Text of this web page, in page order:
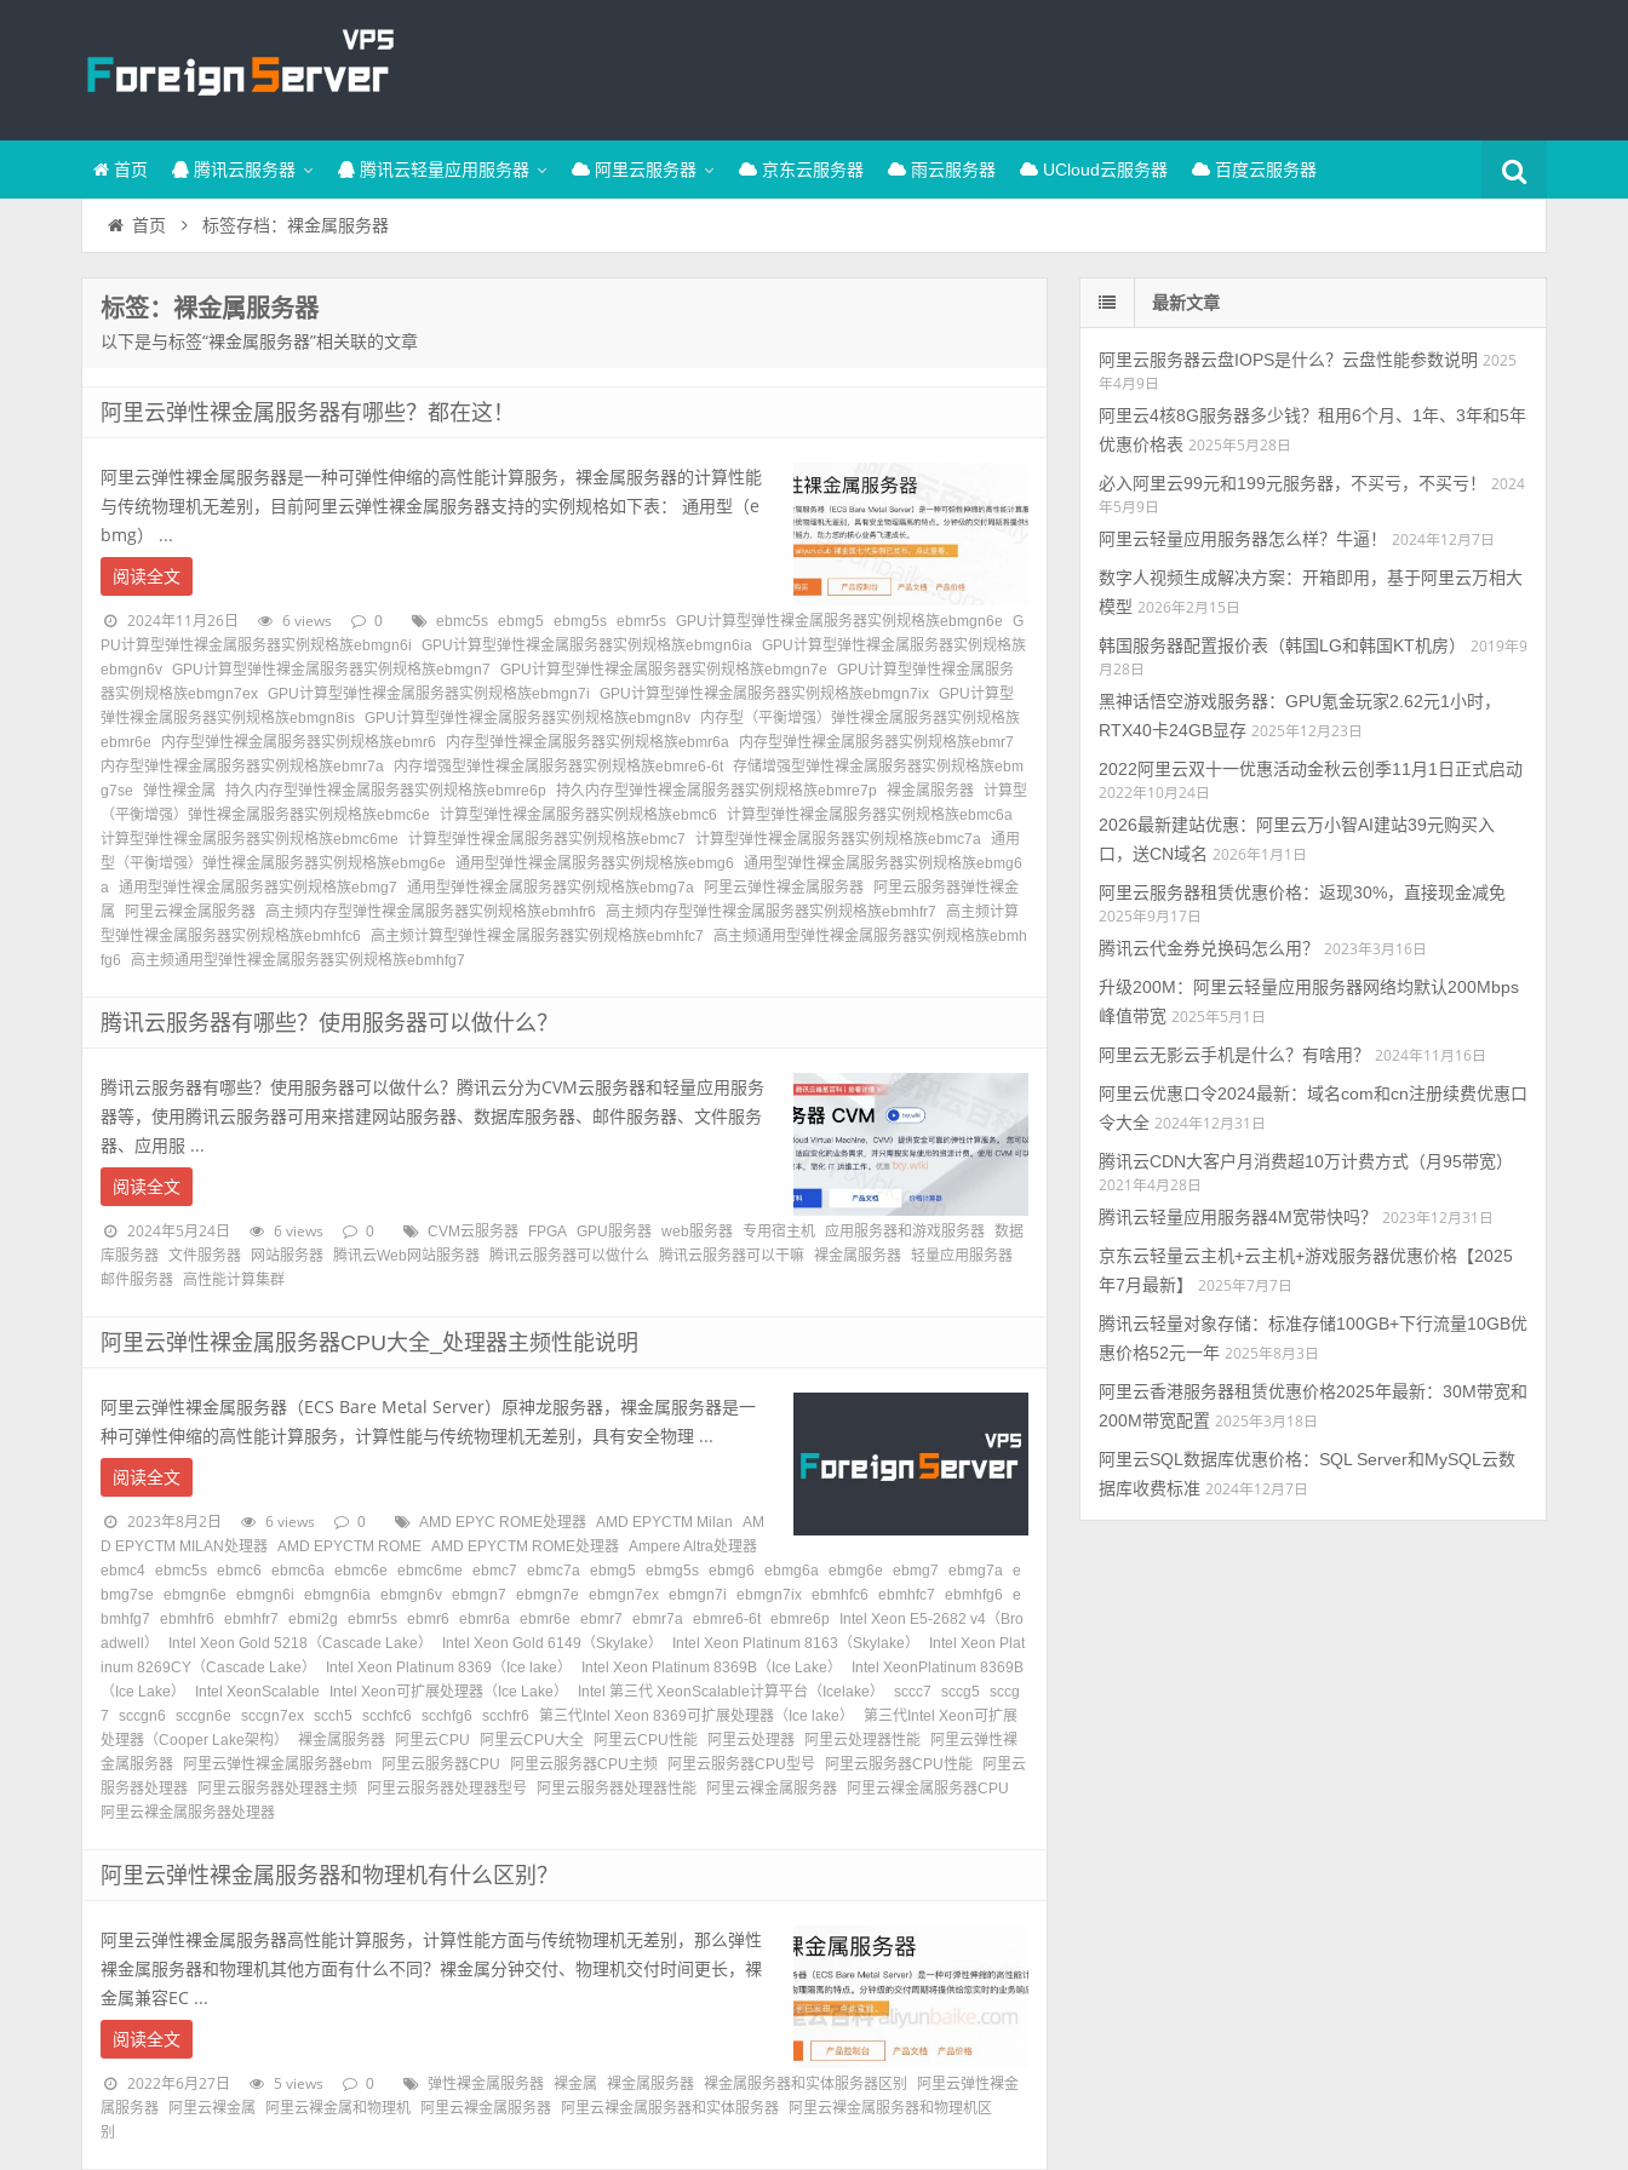
首页 腾讯云服务器 腾讯云轻量应用服务器 阿里云服务器 京东云服务器 雨云服务器 UCloud云服务器 百度云服务器
首页 标签存档：裸金属服务器
标签：裸金属服务器
以下是与标签“裸金属服务器”相关联的文章
阿里云弹性裸金属服务器有哪些？都在这！
阿里云弹性裸金属服务器是一种可弹性伸缩的高性能计算服务，裸金属服务器的计算性能
与传统物理机无差别，目前阿里云弹性裸金属服务器支持的实例规格如下表： 通用型（e
bmg） ...
阅读全文
2024年11月26日 6 views 0 ebmc5s ebmg5 ebmg5s ebmr5s GPU计算型弹性裸金属服务器实例规格族ebmgn6e
G
PU计算型弹性裸金属服务器实例规格族ebmgn6i
GPU计算型弹性裸金属服务器实例规格族ebmgn6ia GPU计算型弹性裸金属服务器实例规格族
ebmgn6v GPU计算型弹性裸金属服务器实例规格族ebmgn7 GPU计算型弹性裸金属服务器实例规格族ebmgn7e
GPU计算型弹性裸金属服务
器实例规格族ebmgn7ex GPU计算型弹性裸金属服务器实例规格族ebmgn7i GPU计算型弹性裸金属服务器实例规格族ebmgn7ix GPU计算型
弹性裸金属服务器实例规格族ebmgn8is GPU计算型弹性裸金属服务器实例规格族ebmgn8v
内存型（平衡增强）弹性裸金属服务器实例规格族
ebmr6e
内存型弹性裸金属服务器实例规格族ebmr6 内存型弹性裸金属服务器实例规格族ebmr6a
内存型弹性裸金属服务器实例规格族ebmr7
内存型弹性裸金属服务器实例规格族ebmr7a
内存增强型弹性裸金属服务器实例规格族ebmre6-6t 存储增强型弹性裸金属服务器实例规格族ebm
g7se
弹性裸金属 持久内存型弹性裸金属服务器实例规格族ebmre6p 持久内存型弹性裸金属服务器实例规格族ebmre7p 裸金属服务器 计算型
（平衡增强）弹性裸金属服务器实例规格族ebmc6e
计算型弹性裸金属服务器实例规格族ebmc6
计算型弹性裸金属服务器实例规格族ebmc6a
计算型弹性裸金属服务器实例规格族ebmc6me
计算型弹性裸金属服务器实例规格族ebmc7 计算型弹性裸金属服务器实例规格族ebmc7a 通用
型（平衡增强）弹性裸金属服务器实例规格族ebmg6e
通用型弹性裸金属服务器实例规格族ebmg6
通用型弹性裸金属服务器实例规格族ebmg6
a 通用型弹性裸金属服务器实例规格族ebmg7 通用型弹性裸金属服务器实例规格族ebmg7a 阿里云弹性裸金属服务器
阿里云服务器弹性裸金
属
阿里云裸金属服务器 高主频内存型弹性裸金属服务器实例规格族ebmhfr6 高主频内存型弹性裸金属服务器实例规格族ebmhfr7
高主频计算
型弹性裸金属服务器实例规格族ebmhfc6
高主频计算型弹性裸金属服务器实例规格族ebmhfc7
高主频通用型弹性裸金属服务器实例规格族ebmh
fg6
高主频通用型弹性裸金属服务器实例规格族ebmhfg7
腾讯云服务器有哪些？使用服务器可以做什么？
腾讯云服务器有哪些？使用服务器可以做什么？腾讯云分为CVM云服务器和轻量应用服务
器等，使用腾讯云服务器可用来搭建网站服务器、数据库服务器、邮件服务器、文件服务
器、应用服 ...
阅读全文
2024年5月24日 6 views 0 CVM云服务器 FPGA GPU服务器 web服务器 专用宿主机 应用服务器和游戏服务器 数据
库服务器 文件服务器 网站服务器 腾讯云Web网站服务器 腾讯云服务器可以做什么 腾讯云服务器可以干嘛 裸金属服务器 轻量应用服务器
邮件服务器
高性能计算集群
阿里云弹性裸金属服务器CPU大全_处理器主频性能说明
阿里云弹性裸金属服务器（ECS Bare Metal Server）原神龙服务器，裸金属服务器是一
种可弹性伸缩的高性能计算服务，计算性能与传统物理机无差别，具有安全物理 ...
阅读全文
2023年8月2日 6 views 0 AMD EPYC ROME处理器 AMD EPYCTM Milan
AM
D EPYCTM MILAN处理器 AMD EPYCTM ROME AMD EPYCTM ROME处理器 Ampere Altra处理器
ebmc4 ebmc5s ebmc6 ebmc6a ebmc6e ebmc6me ebmc7 ebmc7a ebmg5 ebmg5s ebmg6 ebmg6a ebmg6e ebmg7 ebmg7a e
bmg7se
ebmgn6e ebmgn6i ebmgn6ia ebmgn6v ebmgn7 ebmgn7e ebmgn7ex ebmgn7i ebmgn7ix ebmhfc6 ebmhfc7 ebmhfg6
e
bmhfg7
ebmhfr6 ebmhfr7 ebmi2g ebmr5s ebmr6 ebmr6a ebmr6e ebmr7 ebmr7a ebmre6-6t ebmre6p
Intel Xeon E5-2682 v4（Bro
adwell）
Intel Xeon Gold 5218（Cascade Lake） Intel Xeon Gold 6149（Skylake） Intel Xeon Platinum 8163（Skylake）
Intel Xeon Plat
inum 8269CY（Cascade Lake）
Intel Xeon Platinum 8369（Ice lake） Intel Xeon Platinum 8369B（Ice Lake）
Intel XeonPlatinum 8369B
（Ice Lake）
Intel XeonScalable Intel Xeon可扩展处理器（Ice Lake） Intel 第三代 XeonScalable计算平台（Icelake） sccc7 sccg5
sccg
7
sccgn6 sccgn6e sccgn7ex scch5 scchfc6 scchfg6 scchfr6 第三代Intel Xeon 8369可扩展处理器（Ice lake）
第三代Intel Xeon可扩展
处理器（Cooper Lake架构）
裸金属服务器 阿里云CPU 阿里云CPU大全 阿里云CPU性能 阿里云处理器 阿里云处理器性能
阿里云弹性裸
金属服务器
阿里云弹性裸金属服务器ebm 阿里云服务器CPU 阿里云服务器CPU主频 阿里云服务器CPU型号 阿里云服务器CPU性能
阿里云
服务器处理器
阿里云服务器处理器主频 阿里云服务器处理器型号 阿里云服务器处理器性能 阿里云裸金属服务器
阿里云裸金属服务器CPU
阿里云裸金属服务器处理器
阿里云弹性裸金属服务器和物理机有什么区别？
阿里云弹性裸金属服务器高性能计算服务，计算性能方面与传统物理机无差别，那么弹性
裸金属服务器和物理机其他方面有什么不同？裸金属分钟交付、物理机交付时间更长，裸
金属兼容EC ...
阅读全文
2022年6月27日 5 views 0 弹性裸金属服务器 裸金属 裸金属服务器 裸金属服务器和实体服务器区别
阿里云弹性裸金
属服务器
阿里云裸金属 阿里云裸金属和物理机 阿里云裸金属服务器 阿里云裸金属服务器和实体服务器
阿里云裸金属服务器和物理机区
别
最新文章
阿里云服务器云盘IOPS是什么？云盘性能参数说明 2025
年4月9日
阿里云4核8G服务器多少钱？租用6个月、1年、3年和5年
优惠价格表 2025年5月28日
必入阿里云99元和199元服务器，不买亏，不买亏！
2024
年5月9日
阿里云轻量应用服务器怎么样？牛逼！
2024年12月7日
数字人视频生成解决方案：开箱即用，基于阿里云万相大
模型 2026年2月15日
韩国服务器配置报价表（韩国LG和韩国KT机房）
2019年9
月28日
黑神话悟空游戏服务器：GPU氪金玩家2.62元1小时，
RTX40卡24GB显存 2025年12月23日
2022阿里云双十一优惠活动金秋云创季11月1日正式启动
2022年10月24日
2026最新建站优惠：阿里云万小智AI建站39元购买入
口，送CN域名 2026年1月1日
阿里云服务器租赁优惠价格：返现30%，直接现金减免
2025年9月17日
腾讯云代金券兑换码怎么用？
2023年3月16日
升级200M：阿里云轻量应用服务器网络均默认200Mbps
峰值带宽 2025年5月1日
阿里云无影云手机是什么？有啥用？
2024年11月16日
阿里云优惠口令2024最新：域名com和cn注册续费优惠口
令大全 2024年12月31日
腾讯云CDN大客户月消费超10万计费方式（月95带宽）
2021年4月28日
腾讯云轻量应用服务器4M宽带快吗？
2023年12月31日
京东云轻量云主机+云主机+游戏服务器优惠价格【2025
年7月最新】
2025年7月7日
腾讯云轻量对象存储：标准存储100GB+下行流量10GB优
惠价格52元一年 2025年8月3日
阿里云香港服务器租赁优惠价格2025年最新：30M带宽和
200M带宽配置 2025年3月18日
阿里云SQL数据库优惠价格：SQL Server和MySQL云数
据库收费标准 2024年12月7日